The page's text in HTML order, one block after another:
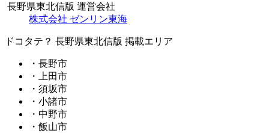
長野県東北信版 運営会社
株式会社 ゼンリン東海
ドコタテ？ 長野県東北信版 掲載エリア
・長野市
・上田市
・須坂市
・小諸市
・中野市
・飯山市